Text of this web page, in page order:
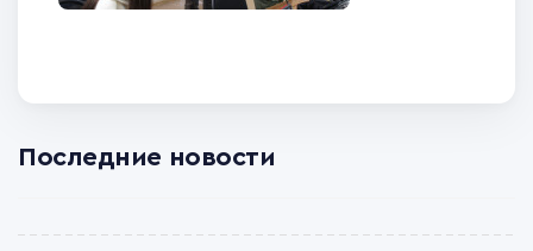
Последние новости